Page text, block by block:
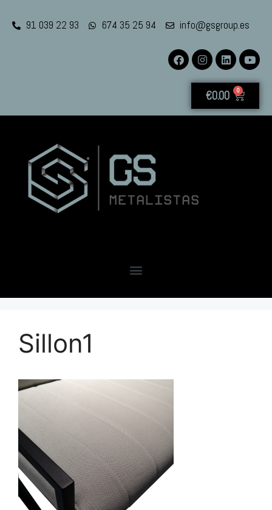
91 039 22 93 674 35 25 94 info@gsgroup.es
€0.00 0
Sillon1